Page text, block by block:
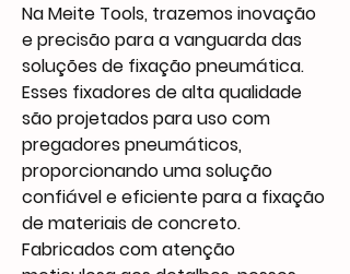
Na Meite Tools, trazemos inovação
e precisão para a vanguarda das
soluções de fixação pneumática.
Esses fixadores de alta qualidade
são projetados para uso com
pregadores pneumáticos,
proporcionando uma solução
confiável e eficiente para a fixação
de materiais de concreto.
Fabricados com atenção